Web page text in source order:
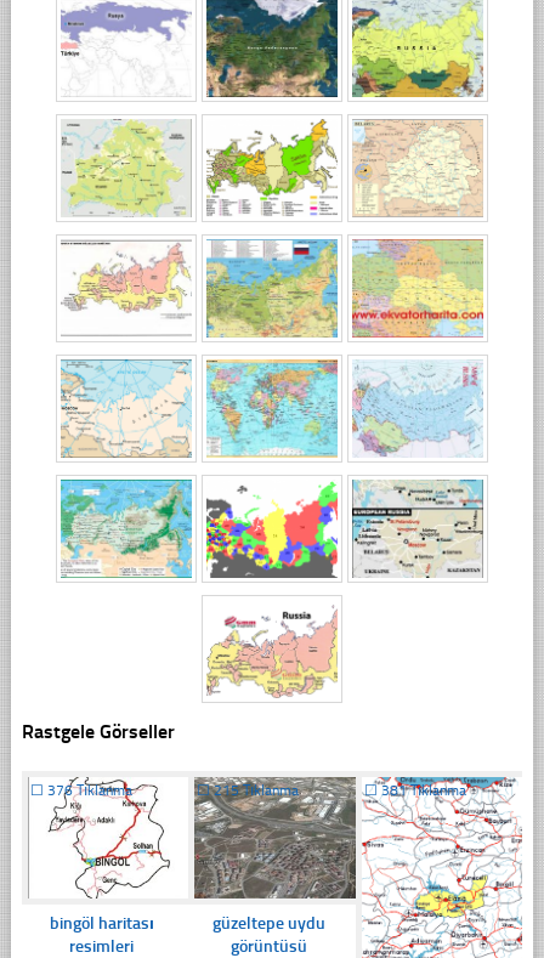
Rastgele Görseller
☐ 376 Tıklanma
bingöl haritası
resimleri
☐215 Tıklanma
güzeltepe uydu
görüntüsü
☐ 381 Tıklanma